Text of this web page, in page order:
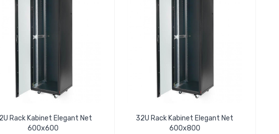
Rack Kabinet Elegant Net
600x600
32U Rack Kabinet Elegant Net
600x800